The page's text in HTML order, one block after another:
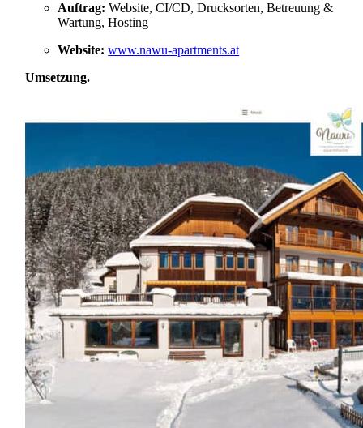
Auftrag: Website, CI/CD, Drucksorten, Betreuung &
Wartung, Hosting
Website: www.nawu-apartments.at
Umsetzung.